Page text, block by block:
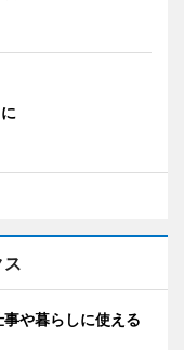
や暮らしに使える